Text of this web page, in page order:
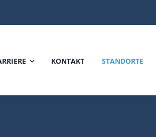
KONTAKT STANDORTE